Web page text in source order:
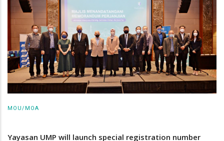
MOU/MOA
Yayasan UMP will launch special registration number